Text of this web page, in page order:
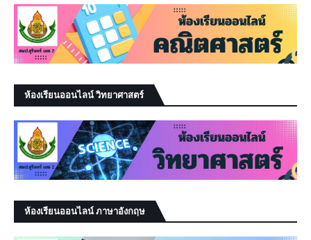
ห้องเรียนออนไลน์ วิทยาศาสตร์
ห้องเรียนออนไลน์ ภาษาอังกฤษ